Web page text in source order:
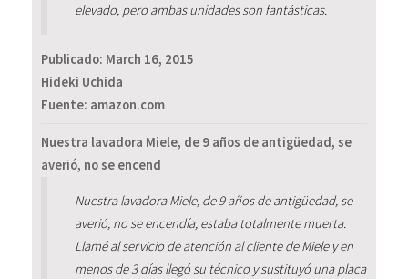
elevado, pero ambas unidades son fantásticas.
Publicado: March 16, 2015
Hideki Uchida
Fuente: amazon.com
Nuestra lavadora Miele, de 9 años de antigüedad, se
averió, no se encend
Nuestra lavadora Miele, de 9 años de antigüedad, se
averió, no se encendía, estaba totalmente muerta.
Llamé al servicio de atención al cliente de Miele y en
menos de 3 días llegó su técnico y sustituyó una placa